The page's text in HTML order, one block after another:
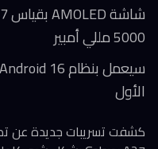
5000 مللي أمبير
الأول